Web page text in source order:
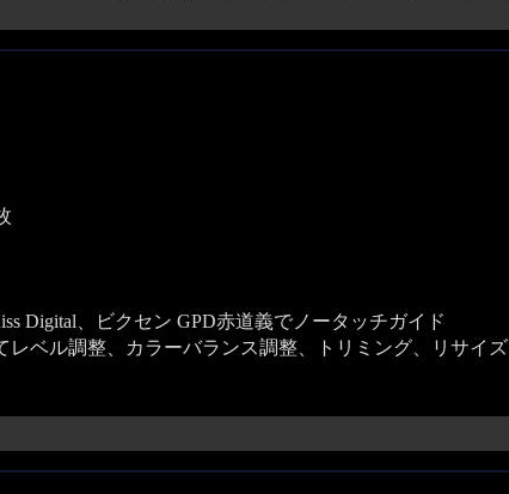
Digital、ビクセン GPD赤道義でノータッチガイド
レベル調整、カラーバランス調整、トリミング、リサイズ